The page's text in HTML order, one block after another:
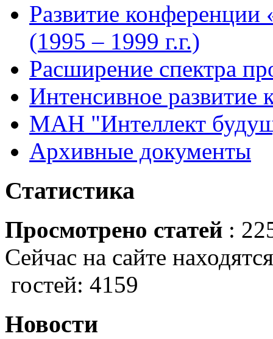
Развитие конференции
(1995 – 1999 г.г.)
Расширение спектра
Интенсивное
МАН "Интеллект
Архивные документы
Статистика
Просмотрено статей :
Сейчас на сайте
гостей: 4159
Новости